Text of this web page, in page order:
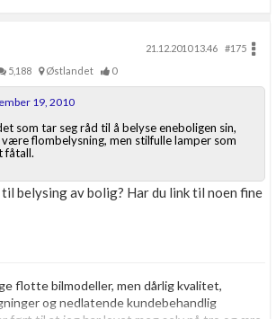
21.12.2010 13.46
#175
5,188
Østlandet 0
19, 2010
som tar seg råd til å belyse eneboligen sin,
flombelysning, men stilfulle lamper som
fåtall.
belysing av bolig? Har du link til noen fine
flotte bilmodeller, men dårlig kvalitet,
og nedlatende kundebehandlig